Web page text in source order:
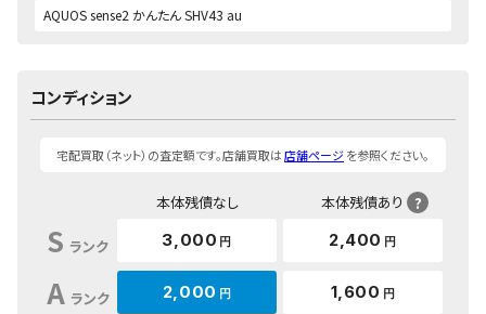
コンディション
宅配買取（ネット）の査定額です。店舗買取は店舗ページを参照ください。
本体残債なし 本体残債あり ?
S ランク 3,000 円 2,400 円
A ランク 2,000 円 1,600 円